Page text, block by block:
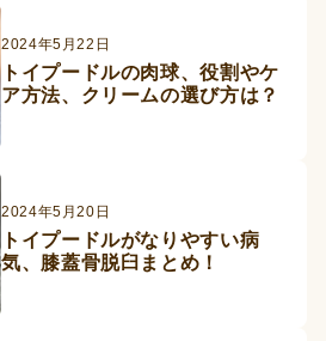
2024年5月22日
トイプードルの肉球、役割やケ
ア方法、クリームの選び方は？
2024年5月20日
トイプードルがなりやすい病
気、膝蓋骨脱臼まとめ！